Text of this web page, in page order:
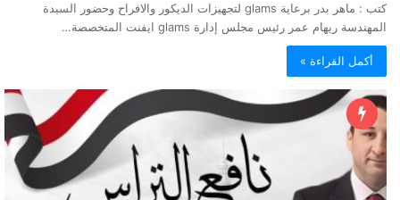
كتب : ماهر بدر برعاية glams لتجهيزات الديكور والافراح وحضور السيدة
المهندسة ريهام عمر رئيس مجلس إدارة glams ايفنت المتخصصة…
أكمل القراءة »